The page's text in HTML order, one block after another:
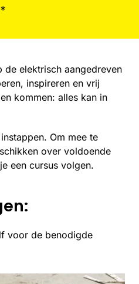
de elektrisch aangedreven
inspireren en vrij
kommen: alles kan in
Om mee te
over voldoende
een cursus volgen.
voor de benodigde